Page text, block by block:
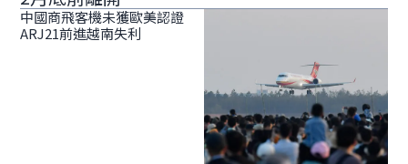
中國商飛客機未獲歐美認證
ARJ21前進越南失利